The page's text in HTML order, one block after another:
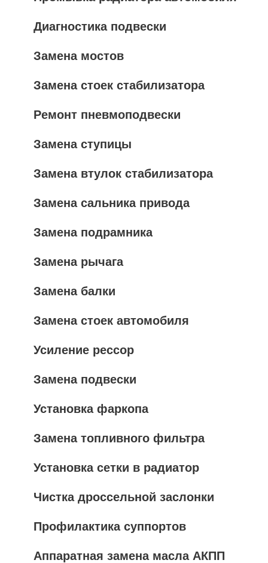
Диагностика подвески
Замена мостов
Замена стоек стабилизатора
Ремонт пневмоподвески
Замена ступицы
Замена втулок стабилизатора
Замена сальника привода
Замена подрамника
Замена рычага
Замена балки
Замена стоек автомобиля
Усиление рессор
Замена подвески
Установка фаркопа
Замена топливного фильтра
Установка сетки в радиатор
Чистка дроссельной заслонки
Профилактика суппортов
Аппаратная замена масла АКПП